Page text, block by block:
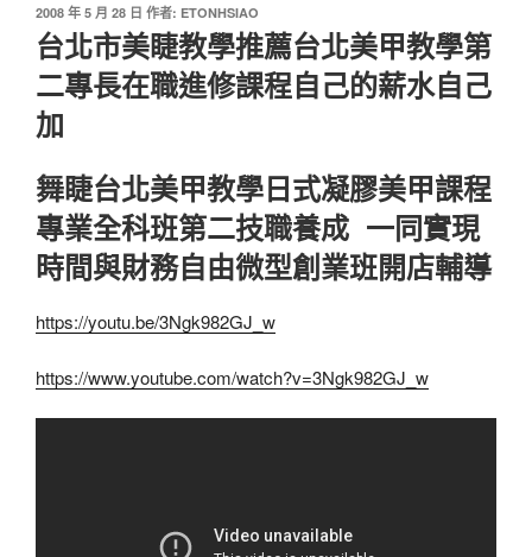
發
佈
於
2008 年 5 月 28 日 作者: ETONHSIAO
台北市美睫教學推薦台北美甲教學第
二專長在職進修課程自己的薪水自己
加
舞睫台北美甲教學日式凝膠美甲課程
專業全科班第二技職養成 一同實現
時間與財務自由微型創業班開店輔導
https://youtu.be/3Ngk982GJ_w
https://www.youtube.com/watch?v=3Ngk982GJ_w